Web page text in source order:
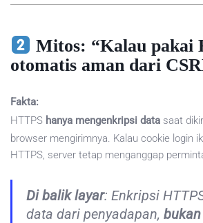
Mitos: “Kalau pakai
otomatis aman dari
Fakta:
HTTPS hanya mengenkripsi data saat
browser mengirimnya. Kalau cookie login
HTTPS, server tetap menganggap
Di balik layar: Enkripsi
data dari penyadapan, bukan